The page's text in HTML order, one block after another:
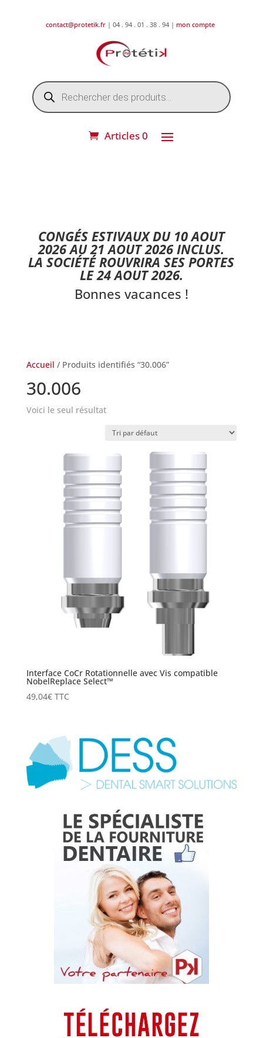
contact@protetik.fr | 04 . 94 . 01 . 38 . 94 | mon compte
Recherche
de
produits
Articles 0
CONGÉS ESTIVAUX DU 10 AOUT
2026 AU 21 AOUT 2026 INCLUS.
LA SOCIÉTÉ ROUVRIRA SES PORTES
LE 24 AOUT 2026.
Bonnes vacances !
Accueil / Produits identifiés “30.006”
30.006
Voici le seul résultat
Interface CoCr Rotationnelle avec Vis compatible
NobelReplace Select™
49,04€ TTC